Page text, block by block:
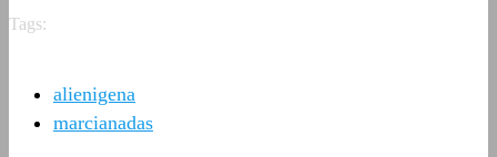
Tags:
alienigena
marcianadas